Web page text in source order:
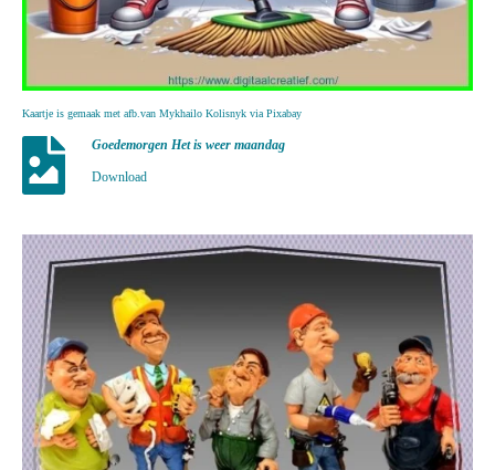
Kaartje is gemaak met afb.van Mykhailo Kolisnyk via Pixabay
Goedemorgen Het is weer maandag
Download